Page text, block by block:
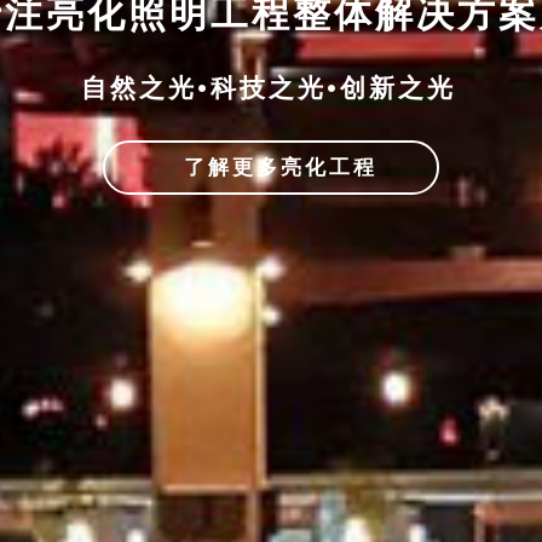
亮化照明工程整体解决方
自然之光•科技之光•创新之光
了解更多亮化工程